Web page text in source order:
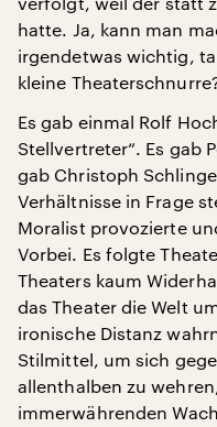
hatte. Ja, kann man
irgendetwas wichtig,
kleine
Es gab einmal Rolf
Stellvertreter“. Es gab
gab Christoph
Verhältnisse in Frage
Moralist provozierte
Vorbei. Es folgte
Theaters kaum
das Theater die Welt
ironische Distanz
Stilmittel, um sich
allenthalben zu
immerwährenden